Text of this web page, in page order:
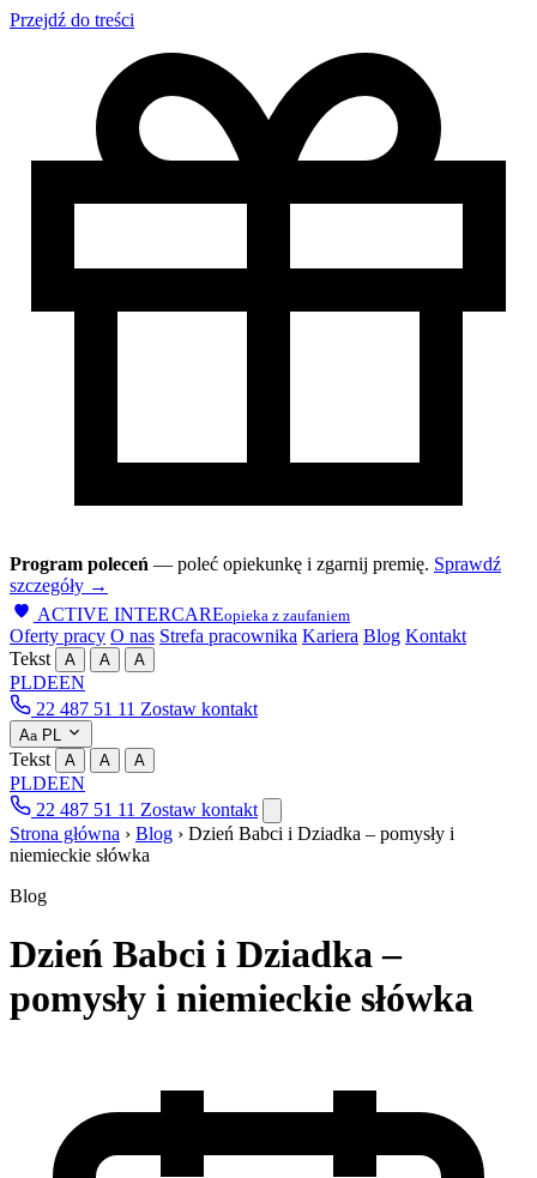
Przejdź do treści
Program poleceń — poleć opiekunkę i zgarnij premię. Sprawdź
szczegóły →
ACTIVE INTERCAREopieka z zaufaniem
Oferty pracy O nas Strefa pracownika Kariera Blog Kontakt
Tekst
A A A
PLDEEN
22 487 51 11 Zostaw kontakt
Aa PL
Tekst A A A
PLDEEN
22 487 51 11 Zostaw kontakt
Strona główna › Blog › Dzień Babci i Dziadka – pomysły i
niemieckie słówka
Blog
Dzień Babci i Dziadka –
pomysły i niemieckie słówka